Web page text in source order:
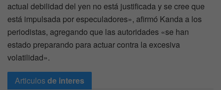
actual debilidad del yen no está justificada y se cree que
está impulsada por especuladores», afirmó Kanda a los
periodistas, agregando que las autoridades «se han
estado preparando para actuar contra la excesiva
volatilidad».
Articulosde interes